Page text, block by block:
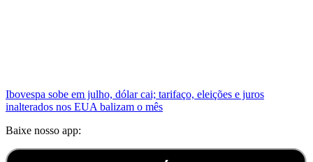
Ibovespa sobe em julho, dólar cai; tarifaço, eleições e juros
inalterados nos EUA balizam o mês
Baixe nosso app: